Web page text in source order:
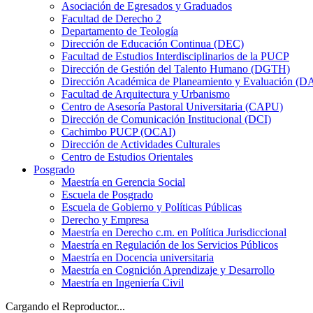
Asociación de Egresados y Graduados
Facultad de Derecho 2
Departamento de Teología
Dirección de Educación Continua (DEC)
Facultad de Estudios Interdisciplinarios de la PUCP
Dirección de Gestión del Talento Humano (DGTH)
Dirección Académica de Planeamiento y Evaluación
Facultad de Arquitectura y Urbanismo
Centro de Asesoría Pastoral Universitaria (CAPU)
Dirección de Comunicación Institucional (DCI)
Cachimbo PUCP (OCAI)
Dirección de Actividades Culturales
Centro de Estudios Orientales
Posgrado
Maestría en Gerencia Social
Escuela de Posgrado
Escuela de Gobierno y Políticas Públicas
Derecho y Empresa
Maestría en Derecho c.m. en Política Jurisdiccional
Maestría en Regulación de los Servicios Públicos
Maestría en Docencia universitaria
Maestría en Cognición Aprendizaje y Desarrollo
Maestría en Ingeniería Civil
Cargando el Reproductor...